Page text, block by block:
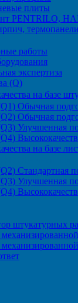
плиты
PENTRILO,
термопанели
работы
экспертиза
(Q)
на базе
Обычная
Обычная
Улучшенная
на базе
Стандартная
Улучшенная
штукатурных